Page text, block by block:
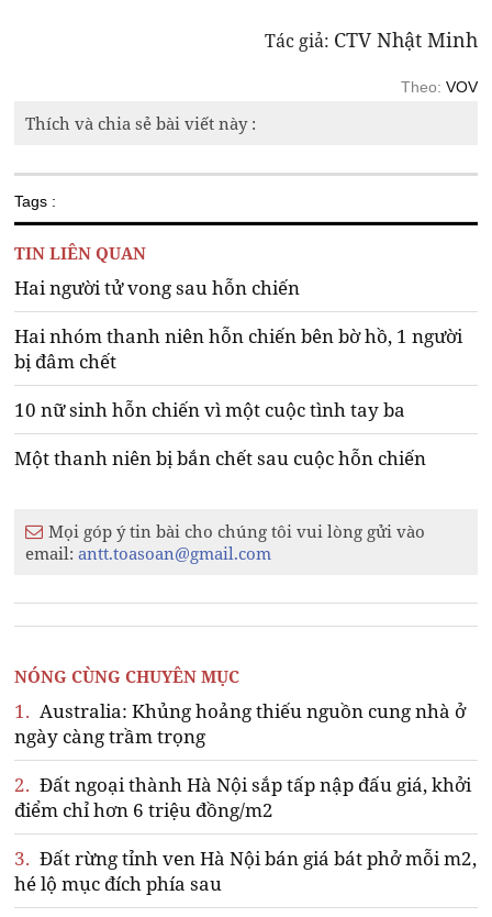
Tác giả: CTV Nhật Minh
Theo: VOV
Thích và chia sẻ bài viết này :
Tags :
TIN LIÊN QUAN
Hai người tử vong sau hỗn chiến
Hai nhóm thanh niên hỗn chiến bên bờ hồ, 1 người
bị đâm chết
10 nữ sinh hỗn chiến vì một cuộc tình tay ba
Một thanh niên bị bắn chết sau cuộc hỗn chiến
Mọi góp ý tin bài cho chúng tôi vui lòng gửi vào
email:antt.toasoan@gmail.com
NÓNG CÙNG CHUYÊN MỤC
1. Australia: Khủng hoảng thiếu nguồn cung nhà ở
ngày càng trầm trọng
2. Đất ngoại thành Hà Nội sắp tấp nập đấu giá, khởi
điểm chỉ hơn 6 triệu đồng/m2
3. Đất rừng tỉnh ven Hà Nội bán giá bát phở mỗi m2,
hé lộ mục đích phía sau